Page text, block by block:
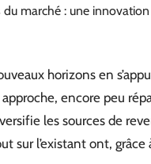
marché : une
horizons en
encore peu
les sources de
sur l’existant ont,